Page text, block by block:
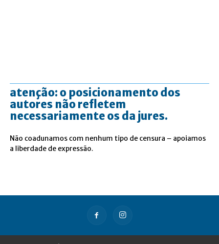
atenção: o posicionamento dos
autores não refletem
necessariamente os da jures.
Não coadunamos com nenhum tipo de censura – apoiamos
a liberdade de expressão.